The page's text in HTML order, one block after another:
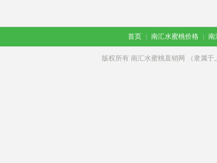
首页 南汇水蜜桃价格 南
版权所有 南汇水蜜桃直销网 （隶属于